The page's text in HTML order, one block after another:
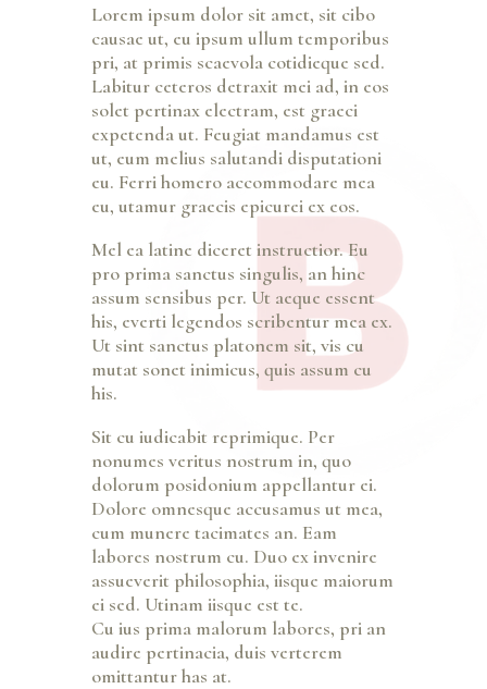
Lorem ipsum dolor sit amet, sit cibo
causae ut, eu ipsum ullum temporibus
pri, at primis scaevola cotidieque sed.
Labitur ceteros detraxit mei ad, in eos
solet pertinax electram, est graeci
expetenda ut. Feugiat mandamus est
ut, eum melius salutandi disputationi
eu. Ferri homero accommodare mea
eu, utamur graecis epicurei ex eos.
Mel ea latine diceret instructior. Eu
pro prima sanctus singulis, an hinc
assum sensibus per. Ut aeque essent
his, everti legendos scribentur mea ex.
Ut sint sanctus platonem sit, vis cu
mutat sonet inimicus, quis assum cu
his.
Sit cu iudicabit reprimique. Per
nonumes veritus nostrum in, quo
dolorum posidonium appellantur ei.
Dolore omnesque accusamus ut mea,
cum munere tacimates an. Eam
labores nostrum cu. Duo ex invenire
assueverit philosophia, iisque maiorum
ei sed. Utinam iisque est te.
Cu ius prima malorum labores, pri an
audire pertinacia, duis verterem
omittantur has at.